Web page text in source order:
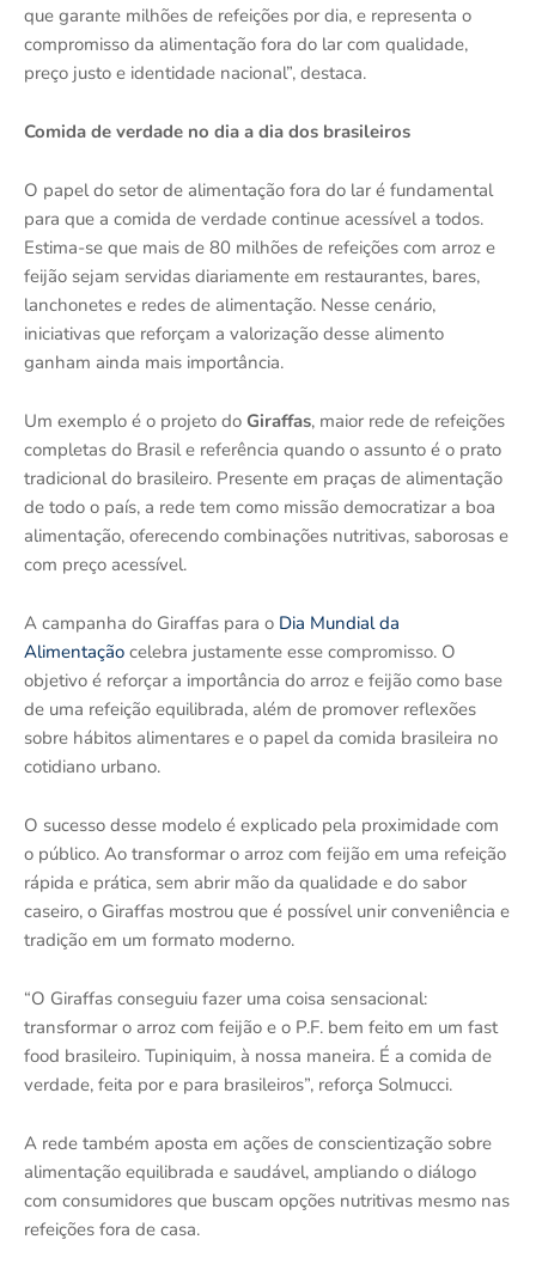
que garante milhões de refeições por dia, e representa o
compromisso da alimentação fora do lar com qualidade,
preço justo e identidade nacional”, destaca.
Comida de verdade no dia a dia dos brasileiros
O papel do setor de alimentação fora do lar é fundamental
para que a comida de verdade continue acessível a todos.
Estima-se que mais de 80 milhões de refeições com arroz e
feijão sejam servidas diariamente em restaurantes, bares,
lanchonetes e redes de alimentação. Nesse cenário,
iniciativas que reforçam a valorização desse alimento
ganham ainda mais importância.
Um exemplo é o projeto do Giraffas, maior rede de refeições
completas do Brasil e referência quando o assunto é o prato
tradicional do brasileiro. Presente em praças de alimentação
de todo o país, a rede tem como missão democratizar a boa
alimentação, oferecendo combinações nutritivas, saborosas e
com preço acessível.
A campanha do Giraffas para o Dia Mundial da
Alimentação celebra justamente esse compromisso. O
objetivo é reforçar a importância do arroz e feijão como base
de uma refeição equilibrada, além de promover reflexões
sobre hábitos alimentares e o papel da comida brasileira no
cotidiano urbano.
O sucesso desse modelo é explicado pela proximidade com
o público. Ao transformar o arroz com feijão em uma refeição
rápida e prática, sem abrir mão da qualidade e do sabor
caseiro, o Giraffas mostrou que é possível unir conveniência e
tradição em um formato moderno.
“O Giraffas conseguiu fazer uma coisa sensacional:
transformar o arroz com feijão e o P.F. bem feito em um fast
food brasileiro. Tupiniquim, à nossa maneira. É a comida de
verdade, feita por e para brasileiros”, reforça Solmucci.
A rede também aposta em ações de conscientização sobre
alimentação equilibrada e saudável, ampliando o diálogo
com consumidores que buscam opções nutritivas mesmo nas
refeições fora de casa.